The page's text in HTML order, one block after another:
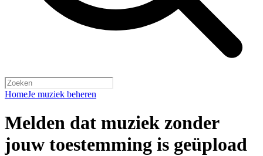
HomeJe muziek beheren
Melden dat muziek zonder
jouw toestemming is geüpload